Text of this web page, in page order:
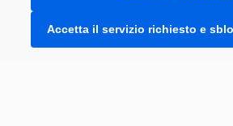
Accetta il servizio richiesto e